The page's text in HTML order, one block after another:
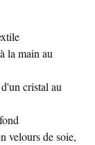
la main au
cristal au
velours de soie,